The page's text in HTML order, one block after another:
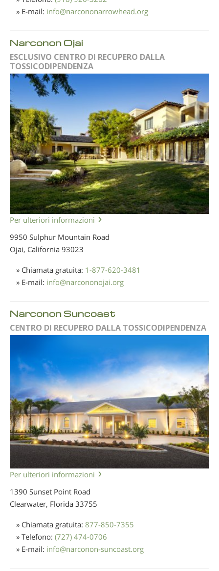
» E-mail: info@narcononarrowhead.org
Narconon Ojai
ESCLUSIVO CENTRO DI RECUPERO DALLA
TOSSICODIPENDENZA
Per ulteriori informazioni
9950 Sulphur Mountain Road
Ojai, California 93023
» Chiamata gratuita: 1-877-620-3481
» E-mail: info@narcononojai.org
Narconon Suncoast
CENTRO DI RECUPERO DALLA TOSSICODIPENDENZA
Per ulteriori informazioni
1390 Sunset Point Road
Clearwater, Florida 33755
» Chiamata gratuita: 877-850-7355
» Telefono: (727) 474-0706
» E-mail: info@narconon-suncoast.org